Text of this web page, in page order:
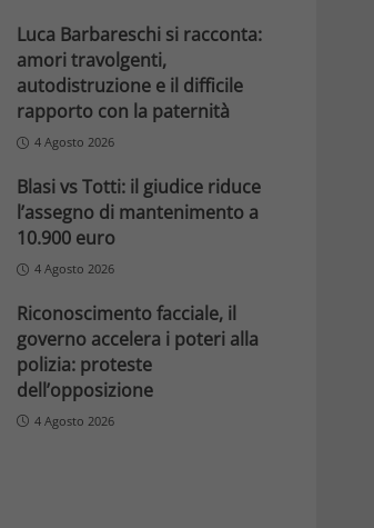
Luca Barbareschi si racconta:
amori travolgenti,
autodistruzione e il difficile
rapporto con la paternità
4 Agosto 2026
Blasi vs Totti: il giudice riduce
l’assegno di mantenimento a
10.900 euro
4 Agosto 2026
Riconoscimento facciale, il
governo accelera i poteri alla
polizia: proteste
dell’opposizione
4 Agosto 2026